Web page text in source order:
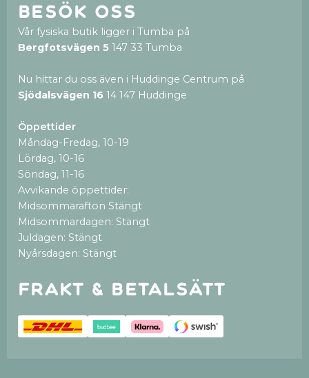
Besök oss
Vår fysiska butik ligger i Tumba på
Bergfotsvägen 5 147 33 Tumba
Nu hittar du oss även i Huddinge Centrum på
Sjödalsvägen 16 14 147 Huddinge
Öppettider
Måndag-Fredag, 10-19
Lördag, 10-16
Söndag, 11-16
Avvikande öppettider:
Midsommarafton Stängt
Midsommardagen: Stängt
Juldagen: Stängt
Nyårsdagen: Stängt
Frakt & betalsätt